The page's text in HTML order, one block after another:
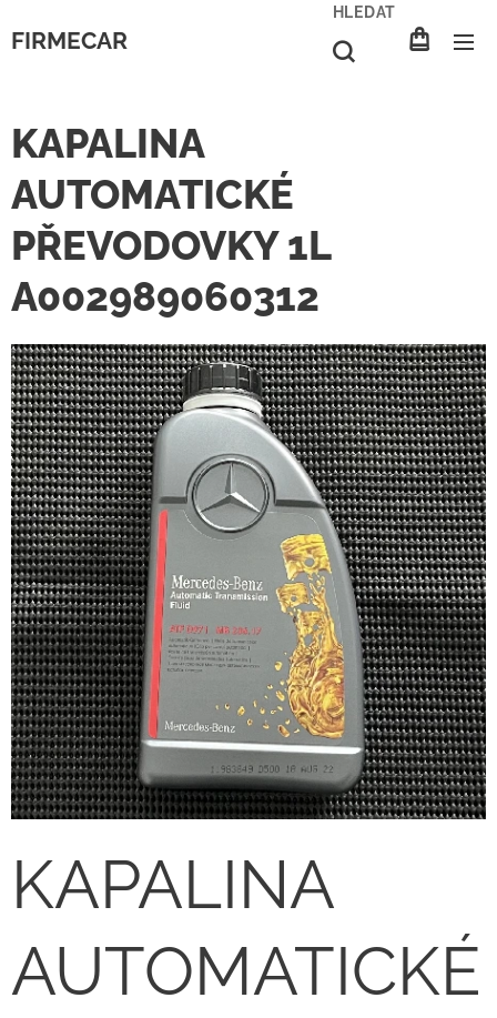
FIRMECAR
HLEDAT
KAPALINA
AUTOMATICKÉ
PŘEVODOVKY 1L
A002989060312
KAPALINA
AUTOMATICKÉ